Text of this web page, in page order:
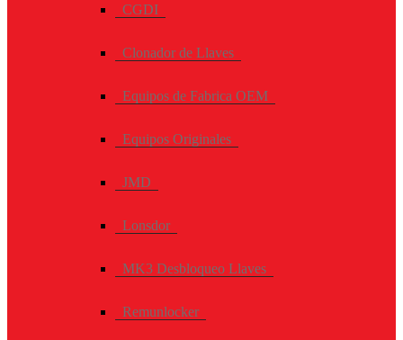
CGDI
Clonador de Llaves
Equipos de Fabrica OEM
Equipos Originales
JMD
Lonsdor
MK3 Desbloqueo Llaves
Remunlocker